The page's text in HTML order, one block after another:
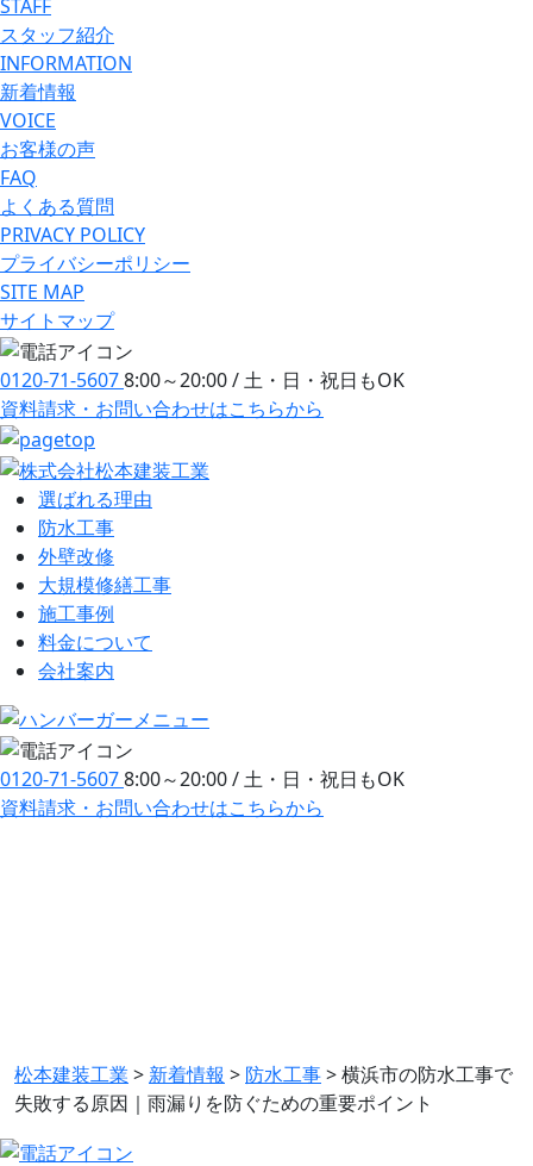
STAFF
スタッフ紹介
INFORMATION
新着情報
VOICE
お客様の声
FAQ
よくある質問
PRIVACY POLICY
プライバシーポリシー
SITE MAP
サイトマップ
0120-71-56078:00～20:00 / 土・日・祝日もOK
資料請求・お問い合わせはこちらから
選ばれる理由
防⽔⼯事
外壁改修
大規模修繕工事
施工事例
料金について
会社案内
0120-71-56078:00～20:00 / 土・日・祝日もOK
資料請求・お問い合わせはこちらから
松本建装工業 > 新着情報 > 防水工事>横浜市の防水工事で
失敗する原因｜雨漏りを防ぐための重要ポイント